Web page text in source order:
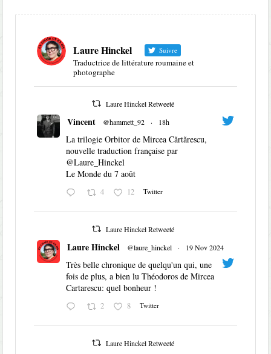
Laure Hinckel Suivre
Traductrice de littérature roumaine et
photographe
Laure Hinckel Retweeté
Vincent @hammett_92 · 18h
La trilogie Orbitor de Mircea Cărtărescu,
nouvelle traduction française par
@Laure_Hinckel
Le Monde du 7 août
4 12 Twitter
Laure Hinckel Retweeté
Laure Hinckel @laure_hinckel · 19 Nov 2024
Très belle chronique de quelqu'un qui, une
fois de plus, a bien lu Théodoros de Mircea
Cartarescu: quel bonheur !
2 8 Twitter
Laure Hinckel Retweeté